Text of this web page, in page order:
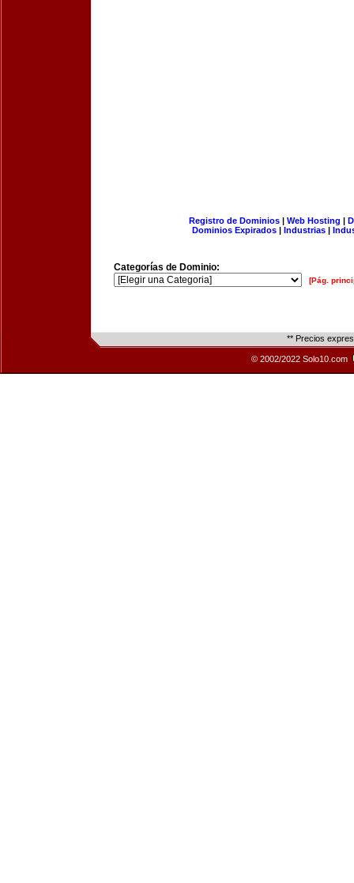
Registro de Dominios| Web Hosting |
Dominios Expirados | Industrias |
Categorías de Dominio:
[Pág.
** Precios
© 2002/2022 Solo10.com